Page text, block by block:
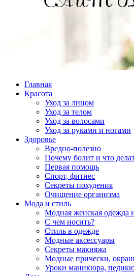
Главная
Красота
Уход за лицом
Уход за телом
Уход за волосами
Уход за руками и ногами
Здоровье
Вредно-полезно
Почему болит и что
Первая помощь
Спорт, фитнес
Секреты похудения
Очищение организма
Мода и стиль
Модная женская одежда
С чем носить?
Стиль в одежде
Модные аксессуары
Секреты макияжа
Модные прически,
Уроки маникюра,